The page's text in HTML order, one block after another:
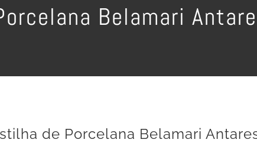
Belamari
de Porcelana Belamari